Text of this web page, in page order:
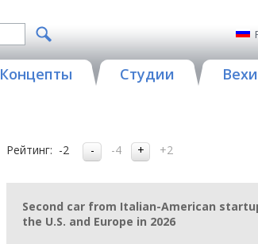
Концепты Студии Вехи
Рейтинг: -2 -4 +2
Second car from Italian-American
the U.S. and Europe in 2026